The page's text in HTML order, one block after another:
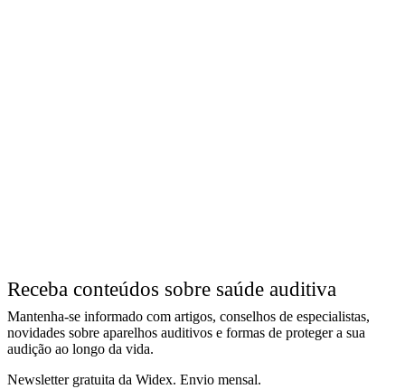
Receba conteúdos sobre saúde auditiva
Mantenha-se informado com artigos, conselhos de especialistas,
novidades sobre aparelhos auditivos e formas de proteger a sua
audição ao longo da vida.
Newsletter gratuita da Widex. Envio mensal.